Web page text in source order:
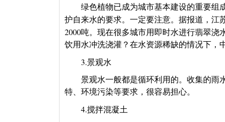
绿色植物已成为城市基本建设的重要组
护自来水的要求。一定要注意。据报道，江
2000吨。现在很多城市用即时水进行翡翠浇
饮用水冲洗浇灌？在水资源稀缺的情况下，
3.景观水
景观水一般都是循环利用的。收集的雨
特、环境污染等要求，很容易担心。
4.搅拌混凝土